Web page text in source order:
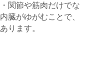
関節や筋肉だけでな
臓がゆがむことで、
ります。